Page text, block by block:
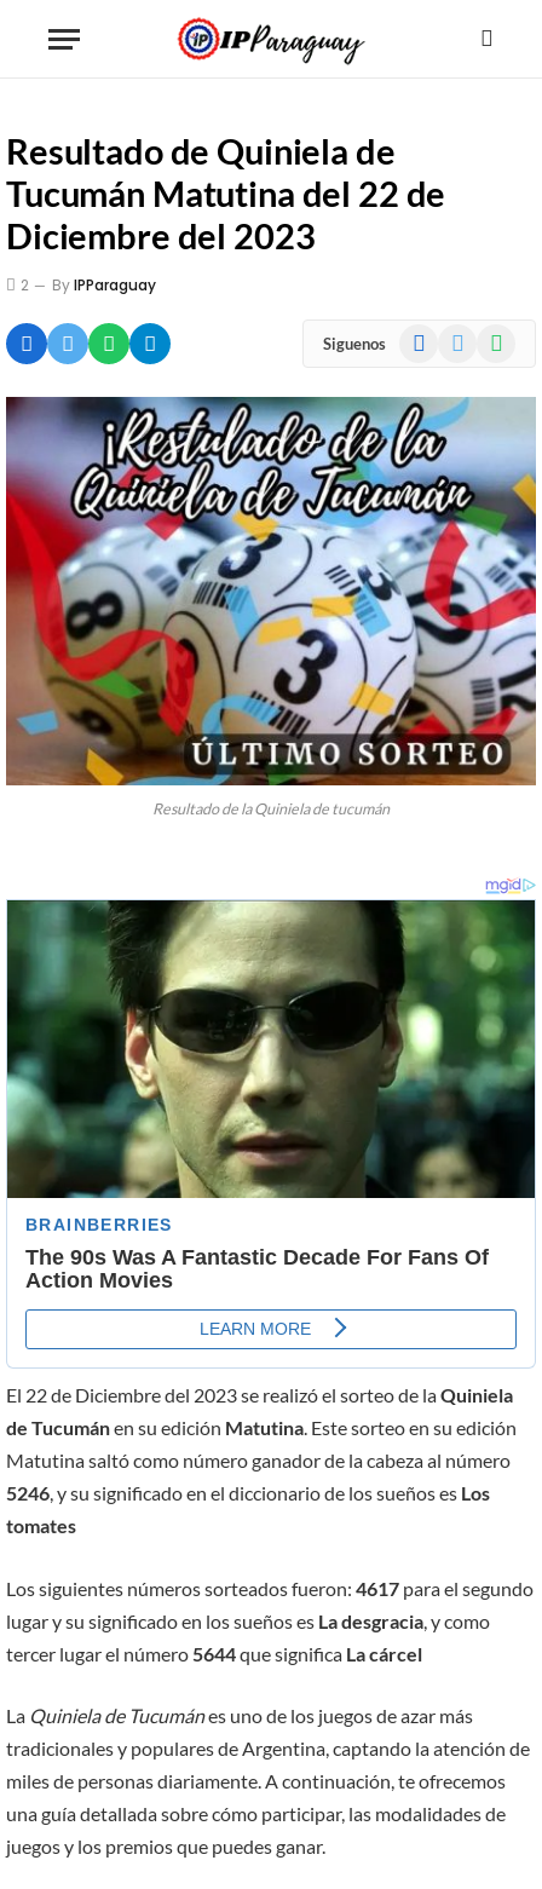
Resultado de Quiniela de
Tucumán Matutina del 22 de
Diciembre del 2023
2 ByIPParaguay
Siguenos Facebook
Resultado de la Quiniela de tucumán
El 22 de Diciembre del 2023 se realizó el sorteo de laQuiniela
de Tucumánen su edición Matutina. Este sorteo en su edición
Matutina saltó como número ganador de la cabeza al número
5246, y su significado en el diccionario de los sueños es Los
tomates
Los siguientes números sorteados fueron: 4617 para el segundo
lugar y su significado en los sueños es La desgracia , y como
tercer lugar el número 5644que significa La cárcel
La Quiniela de Tucumánes uno de los juegos de azar más
tradicionales y populares de Argentina, captando la atención de
miles de personas diariamente. A continuación, te ofrecemos
una guía detallada sobre cómo participar, las modalidades de
juegos y los premios que puedes ganar.